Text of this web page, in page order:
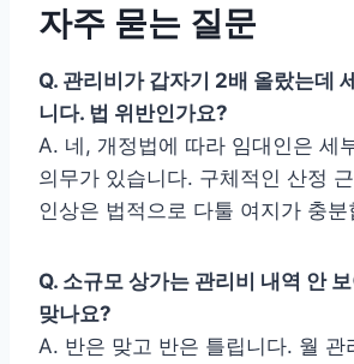
자주 묻는 질문
Q. 관리비가 갑자기 2배 올랐는데
니다. 법 위반인가요?
A. 네, 개정법에 따라 임대인은 세
의무가 있습니다. 구체적인 산정
인상은 법적으로 다툴 여지가 충분
Q. 소규모 상가는 관리비 내역 안
맞나요?
A. 반은 맞고 반은 틀립니다. 월 관